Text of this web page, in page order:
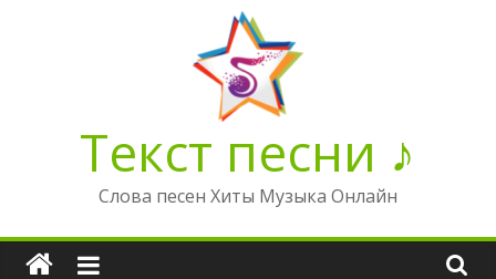
Текст песни ♪
Слова песен Хиты Музыка Онлайн